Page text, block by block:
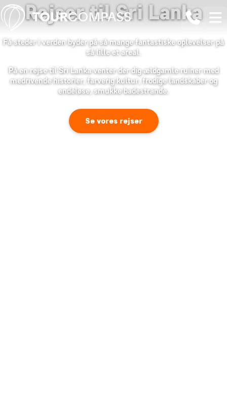
Rejser til Sri Lanka
Få steder i verden byder på så mange fantastiske oplevelser på
så lille et areal.
På en rejse til Sri Lanka venter der dig ældgamle ruiner med
medrivende historier, farverig kultur, frodige landskaber og
endeløse, smukke badestrande.
Se vores rejser